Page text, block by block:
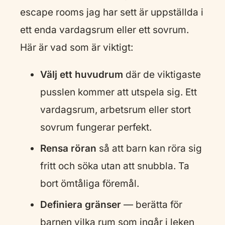
escape rooms jag har sett är uppställda i
ett enda vardagsrum eller ett sovrum.
Här är vad som är viktigt:
Välj ett huvudrum där de viktigaste
pusslen kommer att utspela sig. Ett
vardagsrum, arbetsrum eller stort
sovrum fungerar perfekt.
Rensa röran så att barn kan röra sig
fritt och söka utan att snubbla. Ta
bort ömtåliga föremål.
Definiera gränser — berätta för
barnen vilka rum som ingår i leken